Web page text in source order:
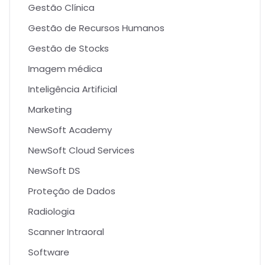
Gestão Clínica
Gestão de Recursos Humanos
Gestão de Stocks
Imagem médica
Inteligência Artificial
Marketing
NewSoft Academy
NewSoft Cloud Services
NewSoft DS
Proteção de Dados
Radiologia
Scanner Intraoral
Software